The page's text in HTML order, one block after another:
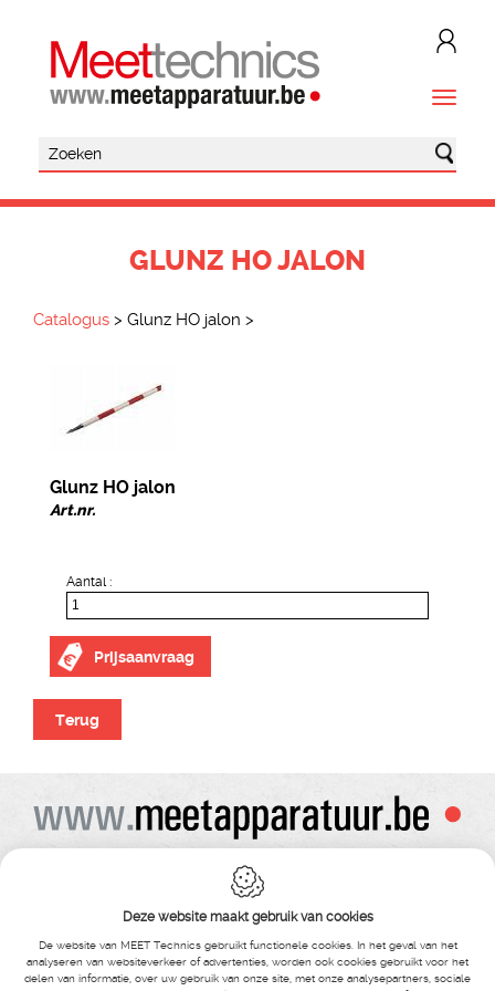
GLUNZ HO JALON
Catalogus > Glunz HO jalon >
Glunz HO jalon
Art.nr.
Aantal :
Prijsaanvraag
Terug
Alle prijzen zijn onder voorbehoud van wijziging
Bij bestelling ontvangt u vooraf de levering steeds een orderbevestiging
Copyright© alle rechten voorbehouden , gehele of gedeeldelijke overname van
tekst ,foto’s , video’s , verveelvoudiging op welke wijze dan ook , is niet toegestaan
Technics
Deze website maakt gebruik van cookies
De website van MEET Technics gebruikt functionele cookies. In het geval van het
analyseren van websiteverkeer of advertenties, worden ook cookies gebruikt voor het
delen van informatie, over uw gebruik van onze site, met onze analysepartners, sociale